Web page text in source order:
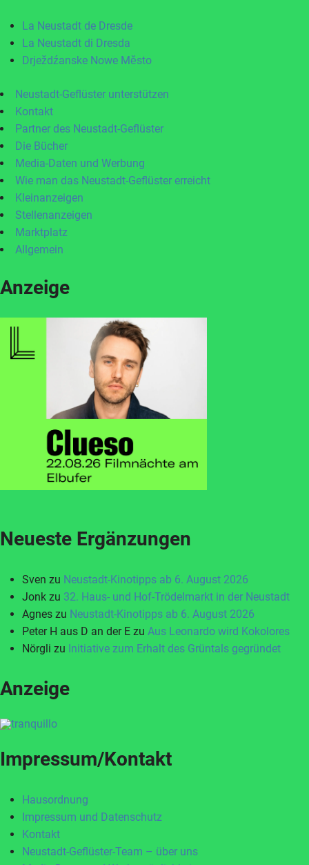
La Neustadt de Dresde
La Neustadt di Dresda
Drježdźanske Nowe Město
Neustadt-Geflüster unterstützen
Kontakt
Partner des Neustadt-Geflüster
Die Bücher
Media-Daten und Werbung
Wie man das Neustadt-Geflüster erreicht
Kleinanzeigen
Stellenanzeigen
Marktplatz
Allgemein
Anzeige
Neueste Ergänzungen
Sven zu Neustadt-Kinotipps ab 6. August 2026
Jonk zu 32. Haus- und Hof-Trödelmarkt in der Neustadt
Agnes zu Neustadt-Kinotipps ab 6. August 2026
Peter H aus D an der E zu Aus Leonardo wird Kokolores
Nörgli zu Initiative zum Erhalt des Grüntals gegründet
Anzeige
Impressum/Kontakt
Hausordnung
Impressum und Datenschutz
Kontakt
Neustadt-Geflüster-Team – über uns